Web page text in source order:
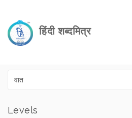
हिंदी शब्दमित्र
Levels